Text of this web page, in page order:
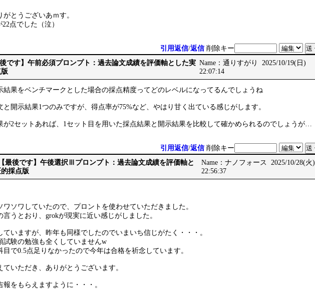
がとうございあｍす。
点でした（泣）
引用返信/返信 削除キー
です】午前必須プロンプト：過去論文成績を評価軸とした実 Name：通りすがり 2025/10/19(日)
22:07:14
結果をベンチマークとした場合の採点精度ってどのレベルになってるんでしょうね
と開示結果1つのみですが、得点率が75%など、やはり甘く出ている感じがします。
が2セットあれば、1セット目を用いた採点結果と開示結果を比較して確かめられるのでしょうが…
引用返信/返信 削除キー
最後です】午後選択Ⅲプロンプト：過去論文成績を評価軸と
採点版
Name：ナノフォース 2025/10/28(火)
22:56:37
ワソワしていたので、プロントを使わせていただきました。
言うとおり、grokが現実に近い感じがしました。
ていますが、昨年も同様でしたのでいまいち信じがたく・・・。
試験の勉強も全くしていませんw
目で0.5点足りなかったので今年は合格を祈念しています。
ていただき、ありがとうございます。
報をもらえますように・・・。